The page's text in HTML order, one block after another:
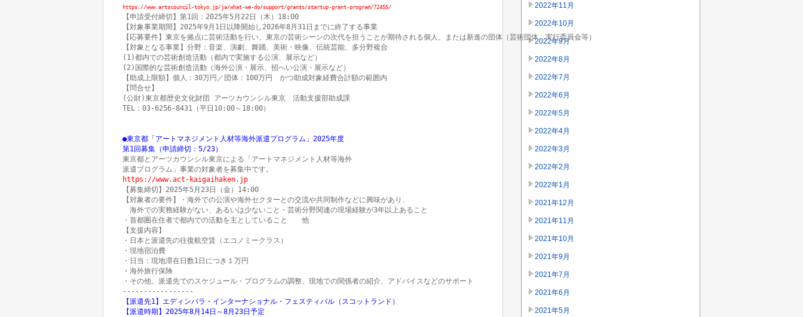
https://www.artscouncil-tokyo.jp/ja/what-we-do/support/grants/startup-grant-program/72455/
【申請受付締切】第1回：2025年5月22日（木）18:00
【対象事業期間】2025年9月1日以降開始し2026年8月31日までに終了する事業
【応募要件】東京を拠点に芸術活動を行い、東京の芸術シーンの次代を担うことが期待される個人、または新進の団体（芸術団体、実行委員会等）
【対象となる事業】分野：音楽、演劇、舞踊、美術・映像、伝統芸能、多分野複合
(1)都内での芸術創造活動（都内で実施する公演、展示など）
(2)国際的な芸術創造活動（海外公演・展示、招へい公演・展示など）
【助成上限額】個人：30万円／団体：100万円　かつ助成対象経費合計額の範囲内
【問合せ】
(公財)東京都歴史文化財団 アーツカウンシル東京　活動支援部助成課
TEL：03-6256-8431（平日10:00～18:00）
●東京都「アートマネジメント人材等海外派遣プログラム」2025年度
第1回募集（申請締切：5/23）
東京都とアーツカウンシル東京による「アートマネジメント人材等海外
https://www.act-kaigaihaken.jp
【募集締切】2025年5月23日（金）14:00
【対象者の要件】・海外での公演や海外セクターとの交流や共同制作などに興味があり、
海外での実務経験がない、あるいは少ないこと・芸術分野関連の現場経験が3年以上あること
・首都圏在住者で都内での活動を主としていること　　他
【支援内容】
・日本と派遣先の往復航空賃（エコノミークラス）
・現地宿泊費
・日当：現地滞在日数1日につき１万円
・海外旅行保険
・その他、派遣先でのスケジュール・プログラムの調整、現地での関係者の紹介、アドバイスなどのサポート
【派遣先1】エディンバラ・インターナショナル・フェスティバル（スコットランド）
【派遣時期】2025年8月14日～8月23日予定
2022年11月
2022年10月
2022年9月
2022年8月
2022年7月
2022年6月
2022年5月
2022年4月
2022年3月
2022年2月
2022年1月
2021年12月
2021年11月
2021年10月
2021年9月
2021年7月
2021年6月
2021年5月